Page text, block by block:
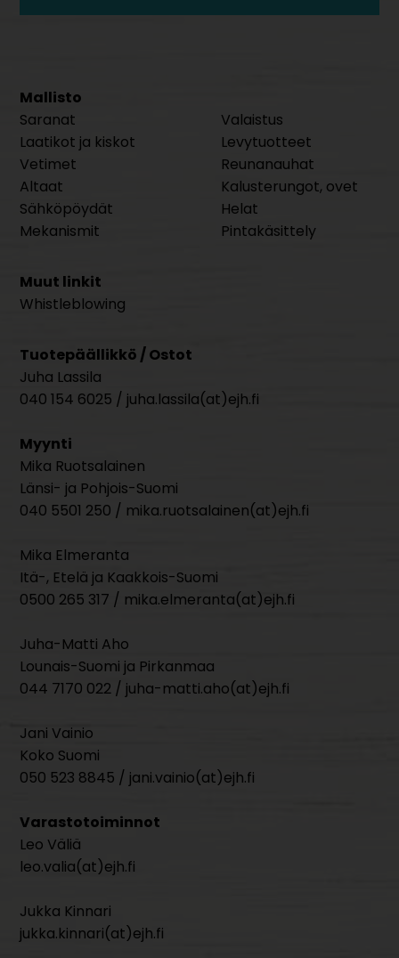
Mallisto
Saranat
Laatikot ja kiskot
Vetimet
Altaat
Sähköpöydät
Mekanismit
Valaistus
Levytuotteet
Reunanauhat
Kalusterungot, ovet
Helat
Pintakäsittely
Muut linkit
Whistleblowing
Tuotepäällikkö / Ostot
Juha Lassila
040 154 6025 / juha.lassila(at)ejh.fi
Myynti
Mika Ruotsalainen
Länsi- ja Pohjois-Suomi
040 5501 250 / mika.ruotsalainen(at)ejh.fi
Mika Elmeranta
Itä-, Etelä ja Kaakkois-Suomi
0500 265 317 / mika.elmeranta(at)ejh.fi
Juha-Matti Aho
Lounais-Suomi ja Pirkanmaa
044 7170 022 / juha-matti.aho(at)ejh.fi
Jani Vainio
Koko Suomi
050 523 8845 / jani.vainio(at)ejh.fi
Varastotoiminnot
Leo Väliä
leo.valia(at)ejh.fi
Jukka Kinnari
jukka.kinnari(at)ejh.fi